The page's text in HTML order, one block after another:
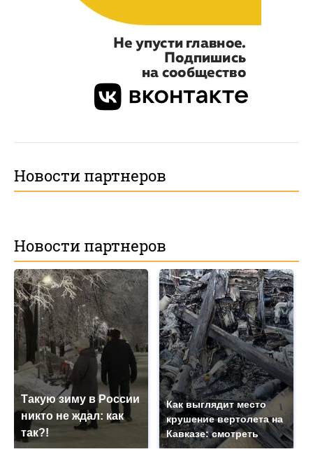
Новости партнеров
Новости партнеров
Такую зиму в России
никто не ждал: как
так?!
Как выглядит место
крушение вертолета на
Кавказе: смотреть